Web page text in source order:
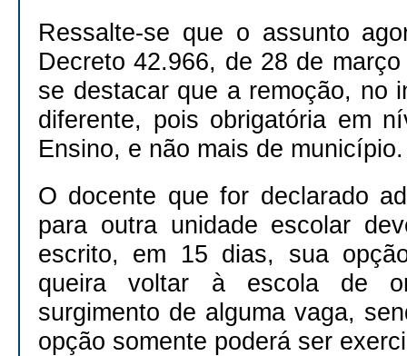
Ressalte-se que o assunto
Decreto 42.966, de 28 de
se destacar que a remoção, no
diferente, pois obrigatória em
Ensino, e não mais de município.
O docente que for declarado
para outra unidade escolar
escrito, em 15 dias, sua
queira voltar à escola de
surgimento de alguma vaga,
opção somente poderá ser